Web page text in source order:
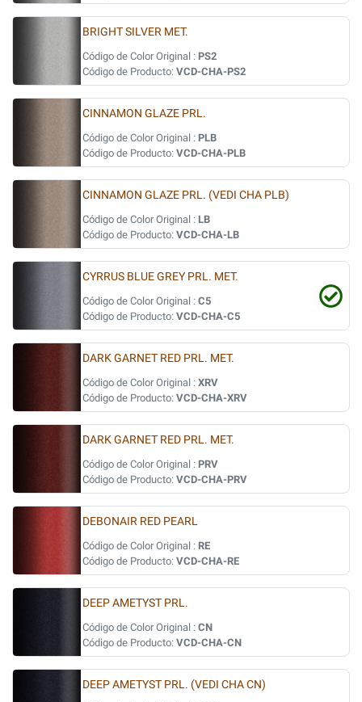
BRIGHT SILVER MET.
Código de Color Original : PS2
Código de Producto: VCD-CHA-PS2
CINNAMON GLAZE PRL.
Código de Color Original : PLB
Código de Producto: VCD-CHA-PLB
CINNAMON GLAZE PRL. (VEDI CHA PLB)
Código de Color Original : LB
Código de Producto: VCD-CHA-LB
CYRRUS BLUE GREY PRL. MET.
Código de Color Original : C5
Código de Producto: VCD-CHA-C5
DARK GARNET RED PRL. MET.
Código de Color Original : XRV
Código de Producto: VCD-CHA-XRV
DARK GARNET RED PRL. MET.
Código de Color Original : PRV
Código de Producto: VCD-CHA-PRV
DEBONAIR RED PEARL
Código de Color Original : RE
Código de Producto: VCD-CHA-RE
DEEP AMETYST PRL.
Código de Color Original : CN
Código de Producto: VCD-CHA-CN
DEEP AMETYST PRL. (VEDI CHA CN)